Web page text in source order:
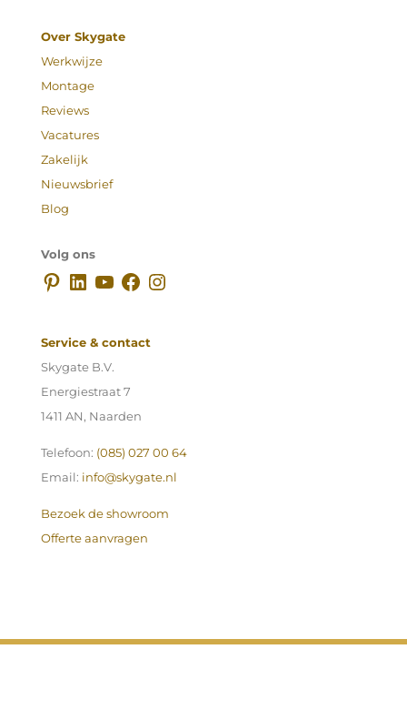
Over Skygate
Werkwijze
Montage
Reviews
Vacatures
Zakelijk
Nieuwsbrief
Blog
Volg ons
Pinterest
LinkedIn
YouTube
Facebook
Instagram
Service & contact
Skygate B.V.
Energiestraat 7
1411 AN, Naarden
Telefoon: (085) 027 00 64
Email: info@skygate.nl
Bezoek de showroom
Offerte aanvragen